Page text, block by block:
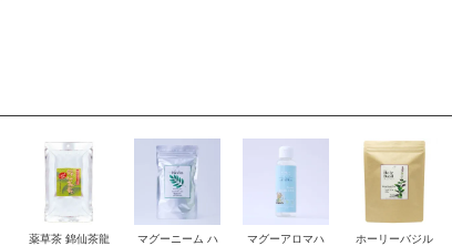
薬草茶 錦仙茶龍
マグーニーム ハ
マグーアロマハ
ホーリーバジル